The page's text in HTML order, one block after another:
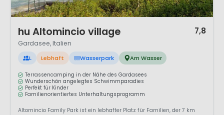
hu Altomincio village 7,8
Gardasee, Italien
L Lebhaft Wasserpark Am Wasser
Terrassencamping in der Nähe des Gardasees
Wunderschön angelegtes Schwimmparadies
Perfekt für Kinder
Familienorientiertes Unterhaltungsprogramm
Altomincio Family Park ist ein lebhafter Platz für Familien, der 7 km